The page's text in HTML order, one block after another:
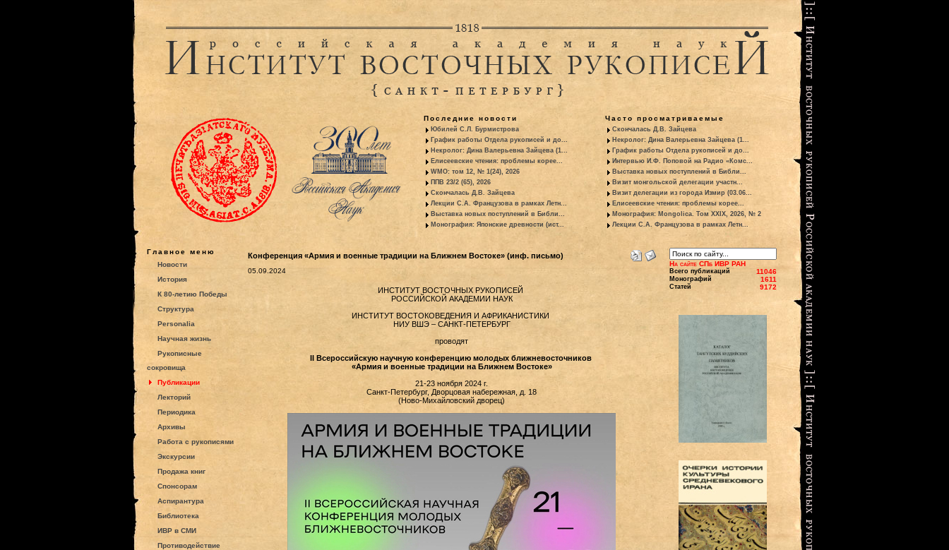
Последние новости
Юбилей С.Л. Бурмистрова
График работы Отдела рукописей и до...
Некролог: Дина Валерьевна Зайцева (1...
Елисеевские чтения: проблемы корее...
WMO: том 12, № 1(24), 2026
ППВ 23/2 (65), 2026
Скончалась Д.В. Зайцева
Лекции С.А. Французова в рамках Летн...
Выставка новых поступлений в Библи...
Монография: Японские древности (ист...
Часто просматриваемые
Скончалась Д.В. Зайцева
Некролог: Дина Валерьевна Зайцева (1...
График работы Отдела рукописей и до...
Интервью И.Ф. Поповой на Радио «Комс...
Выставка новых поступлений в Библи...
Визит монгольской делегации участн...
Визит делегации из города Измир (03.06...
Елисеевские чтения: проблемы корее...
Монография: Mongolica. Том XXIX, 2026, № 2
Лекции С.А. Французова в рамках Летн...
Главное меню
Новости
История
К 80-летию Победы
Структура
Personalia
Научная жизнь
Рукописные
сокровища
Публикации
Лекторий
Периодика
Архивы
Работа с рукописями
Экскурсии
Продажа книг
Спонсорам
Аспирантура
Библиотека
ИВР в СМИ
Противодействие
Конференция «Армия и военные традиции на Ближнем Востоке» (инф. письмо)
05.09.2024
ИНСТИТУТ ВОСТОЧНЫХ РУКОПИСЕЙ
РОССИЙСКОЙ АКАДЕМИИ НАУК
ИНСТИТУТ ВОСТОКОВЕДЕНИЯ И АФРИКАНИСТИКИ
НИУ ВШЭ – САНКТ-ПЕТЕРБУРГ
проводят
II Всероссийскую научную конференцию молодых ближневосточников
«Армия и военные традиции на Ближнем Востоке»
21-23 ноября 2024 г.
Санкт-Петербург, Дворцовая набережная, д. 18
(Ново-Михайловский дворец)
На сайте СПб ИВР РАН
Всего публикаций 11046
Монографий 1611
Статей 9172